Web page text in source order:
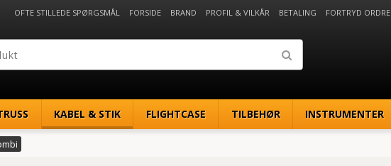
OFTE STILLEDE SPØRGSMÅL FORSIDE BRAND PROFIL & VILKÅR BETALING FORTRYD ORDRE
KABEL & STIK FLIGHTCASE TILBEHØR INSTRUMENTER